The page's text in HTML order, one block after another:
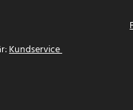
Kundservice